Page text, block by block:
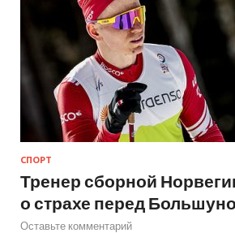
СПОРТ
Тренер сборной
о страхе перед
Оставьте комментарий